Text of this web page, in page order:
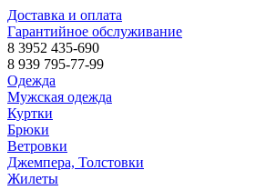
Доставка и оплата
Гарантийное обслуживание
8 3952 435-690
8 939 795-77-99
Одежда
Мужская одежда
Куртки
Брюки
Ветровки
Джемпера, Толстовки
Жилеты